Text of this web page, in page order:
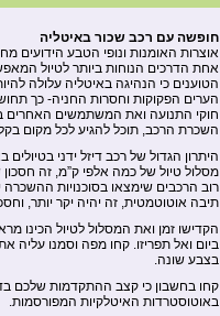
חופשה עם רכב שכור באיטליה
אוצרות האומנות ונופי הטבע הידועים
אחת הדרכים הנוחות ביותר לטיול
הטוענים כי הנהיגה באיטליה עלולה
הערים הפקוקות וחסרות החניה- כך
השכרת הרכב, תוכל להגיע לכל מקום
היתרון הגדול של רכב דיזל ידני
מסלול טיול של כמה אלפי ק”מ, זה חסכון
רוב הרכבים שימצאו בסוכנויות
תיבה אוטוטמטית, זה יהיה יקר יותר,
הקדישו זמן ואת המסלול לטיול הכינו
ביום ואל תפריזו. קחו מפה וסמנו עליה
בצבע שונה.
קחו בחשבון כי קצב ההתקדמות שלכם
באוטוסטרדות האיטלקיות המפורסמות.